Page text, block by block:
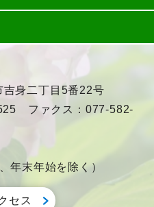
身二丁目5番22号
ファクス：077-582-
年末年始を除く）
セス